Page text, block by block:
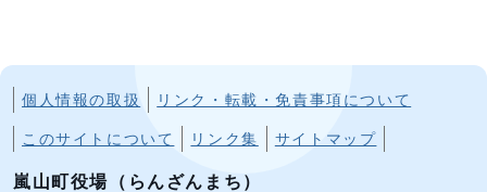
個人情報の取扱 リンク・転載・免責事項について
このサイトについて リンク集 サイトマップ
嵐山町役場（らんざんまち）